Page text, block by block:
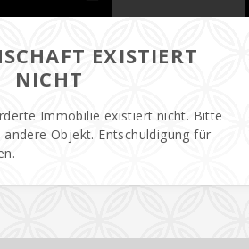
EXISTIERT
NICHT
Immobilie existiert nicht. Bitte
Objekt. Entschuldigung für